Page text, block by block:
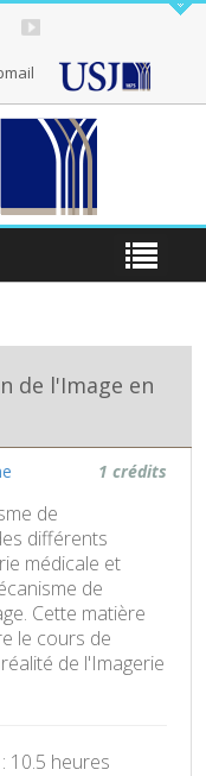
de l'Image en
1 crédits
de
différents
médicale et
de
Cette matière
le cours de
de l'Imagerie
10.5 heures